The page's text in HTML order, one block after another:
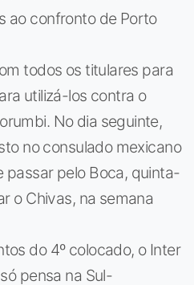
ao confronto de Porto
todos os titulares para
utilizá-los contra o
No dia seguinte,
no consulado mexicano
passar pelo Boca, quinta-
o Chivas, na semana
do 4º colocado, o Inter
pensa na Sul-